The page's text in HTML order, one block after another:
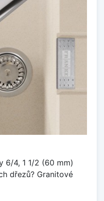
6/4, 1 1/2 (60 mm)
dřezů? Granitové